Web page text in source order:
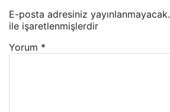
E-posta adresiniz yayınlanmayacak.
ile işaretlenmişlerdir
Yorum *